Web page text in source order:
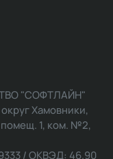
"СОФТЛАЙН"
Хамовники,
помещ. 1, ком. №2,
/ ОКВЭД: 46.90